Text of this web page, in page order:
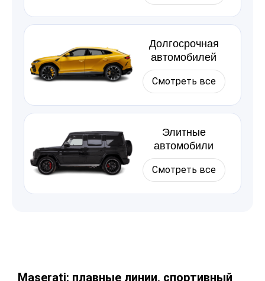
Долгосрочная
автомобилей
Смотреть все
Элитные
автомобили
Смотреть все
Maserati: плавные линии, спортивный